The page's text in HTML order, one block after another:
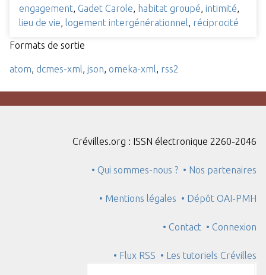
engagement Gadet Carole habitat groupé intimité
lieu de vie
logement intergénérationnel réciprocité
Formats de sortie
atom dcmes-xml json omeka-xml rss2
Crévilles.org : ISSN électronique 2260-2046
• Qui sommes-nous ? • Nos partenaires
• Mentions légales • Dépôt OAI-PMH
• Contact • Connexion
• Flux RSS • Les tutoriels Crévilles